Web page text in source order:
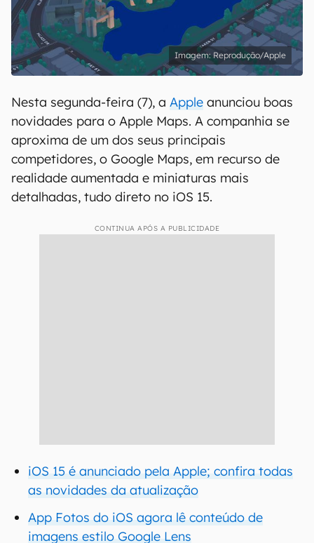
Reprodução/Apple
Nesta segunda-feira (7), a Apple anunciou boas
novidades para o Apple Maps. A companhia se
aproxima de um dos seus principais
competidores, o Google Maps, em recurso de
realidade aumentada e miniaturas mais
detalhadas, tudo direto no iOS 15.
CONTINUA APÓS A PUBLICIDADE
iOS 15 é anunciado pela Apple; confira todas
as novidades da atualização
App Fotos do iOS agora lê conteúdo de
imagens estilo Google Lens